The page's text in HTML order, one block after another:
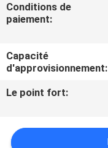
DEMANDEZ
UNE
CITATION
DU
Conditions de
paiement:
Capacité
d'approvisionnement:
Le point fort: